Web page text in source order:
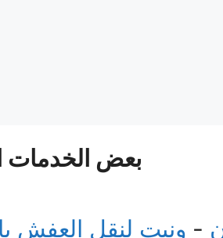
بعض الخدمات
- ونيت لنقل العفش